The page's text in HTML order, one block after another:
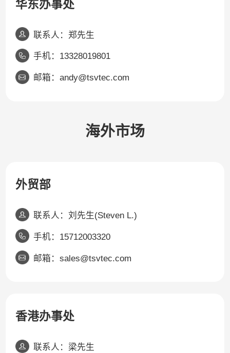
华东办事处
联系人：郑先生
手机：13328019801
邮箱：andy@tsvtec.com
海外市场
外贸部
联系人：刘先生(Steven L.)
手机：15712003320
邮箱：sales@tsvtec.com
香港办事处
联系人：梁先生